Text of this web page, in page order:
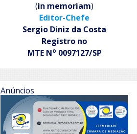
(in memoriam)
Editor-Chefe
Sergio Diniz da Costa
Registro no
MTE No 0097127/SP
Anúncios